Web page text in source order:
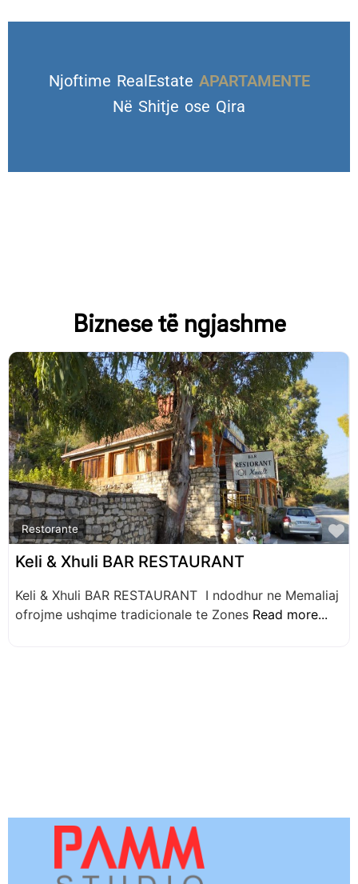
Njoftime RealEstate
VILA DHE TROJE
Biznese të ngjashme
Restorante
Keli & Xhuli BAR RESTAURANT
Keli & Xhuli BAR RESTAURANT I ndodhur ne Memaliaj